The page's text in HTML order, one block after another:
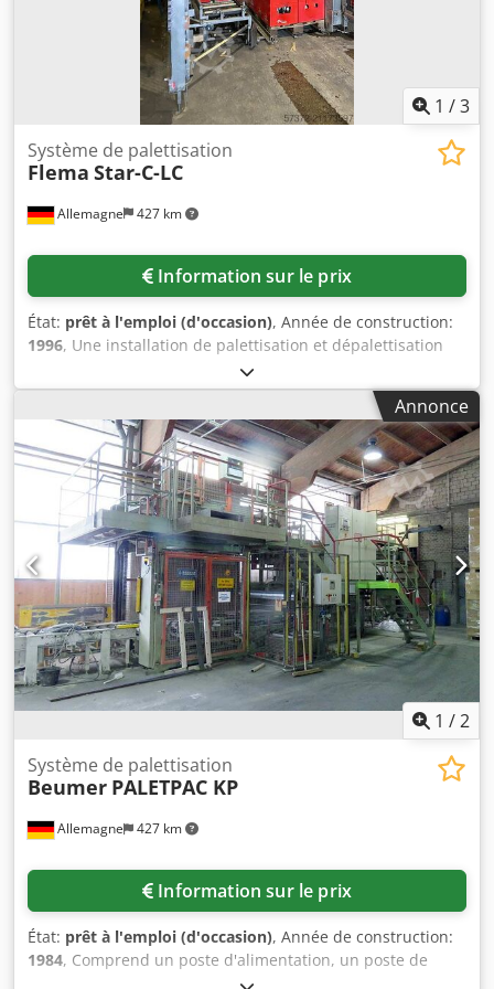
1 /3
Allemagne 427 km
Système de palettisation
Flema Star-C-LC
Information sur le prix
État: prêt à l'emploi (d'occasion), Année de construction:
1996, Une installation de palettisation et dépalettisation
Otto Fleischer (Flema) pour caisses est disponible. Types
de palettes : palette NRW/palette Europe/palette bière.
Capacité de palettisation : 500 caisses/h. Dimensions
palette bière X/Y : 1200 mm/1000 mm. Pression de service :
4 bar. Documentation disponible. Une visite sur site est
possible. Cedpfeyhgm Sjx Aiterf
Annonce
1 /2
Allemagne 427 km
Système de palettisation
Beumer PALETPAC KP
Information sur le prix
État: prêt à l'emploi (d'occasion), Année de construction:
1984, Comprend un poste d'alimentation, un poste de
dépilage, une ligne d'alimentation, un dispositif de